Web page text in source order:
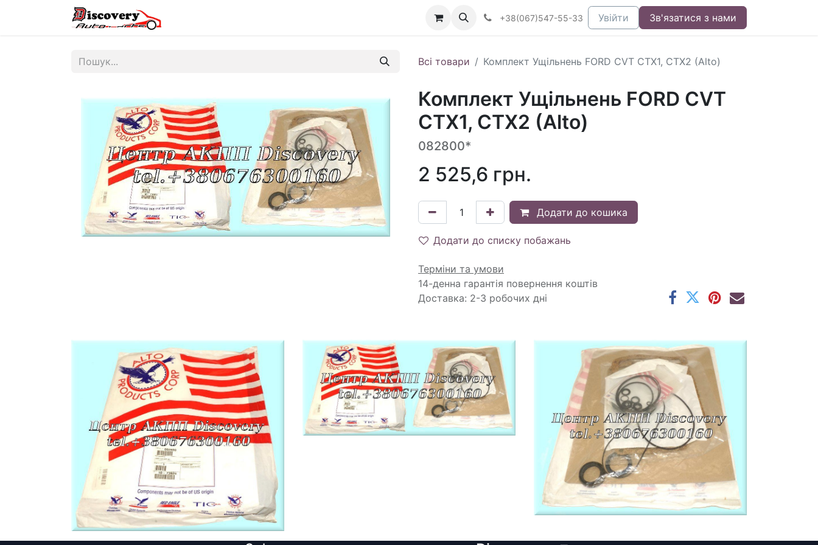
+38(067)547-55-33 Увійти Зв'язатися з нами
Всі товари Комплект Ущільнень FORD CVT CTX1, CTX2 (Alto)
Комплект Ущільнень FORD CVT
CTX1, CTX2 (Alto)
082800*
2 525,6 грн.
Додати до кошика
Додати до списку побажань
Терміни та умови
14-денна гарантія повернення коштів
Доставка: 2-3 робочих дні